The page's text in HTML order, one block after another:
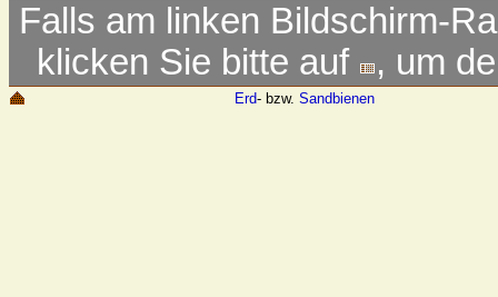
Falls am linken Bildschirm-
klicken Sie bitte auf
, um
Erd- bzw. Sandbienen